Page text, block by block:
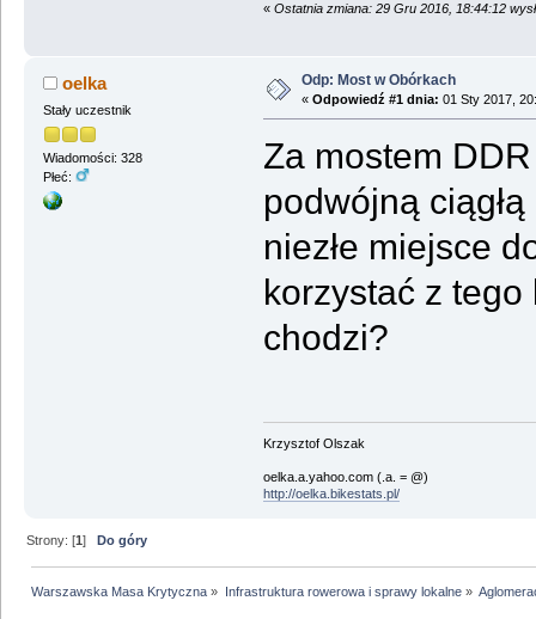
« Ostatnia zmiana: 29 Gru 2016, 18:44:12
oelka
Stały uczestnik
Wiadomości: 328
Płeć:
Odp: Most w Obórkach
« Odpowiedź #1 dnia: 01 Sty 2017,
Za mostem
podwójną
niezłe miejsce
korzystać z
chodzi?
Krzysztof Olszak
oelka.a.yahoo.com (.a. = @)
http://oelka.bikestats.pl/
Strony: [1] Do góry
Warszawska Masa Krytyczna » Infrastruktura rowerowa i sprawy lokalne»